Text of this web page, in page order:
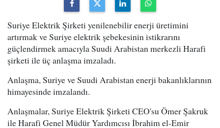
Suriye Elektrik Şirketi yenilenebilir enerji üretimini
artırmak ve Suriye elektrik şebekesinin istikrarını
güçlendirmek amacıyla Suudi Arabistan merkezli Harafi
şirketi ile üç anlaşma imzaladı.
Anlaşma, Suriye ve Suudi Arabistan enerji bakanlıklarının
himayesinde imzalandı.
Anlaşmalar, Suriye Elektrik Şirketi CEO'su Ömer Şakruk
ile Harafi Genel Müdür Yardımcısı İbrahim el-Emir